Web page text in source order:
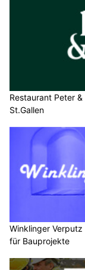
Restaurant Peter
St.Gallen
Winklinger
für Bauprojekte